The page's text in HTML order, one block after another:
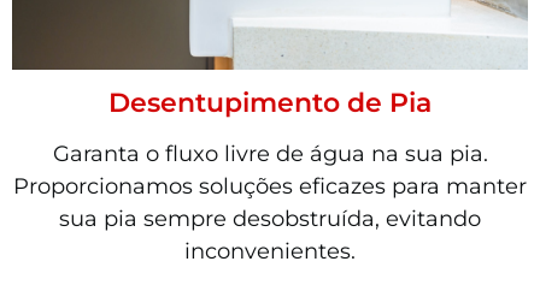
Desentupimento de Pia
Garanta o fluxo livre de água na sua pia.
Proporcionamos soluções eficazes para manter
sua pia sempre desobstruída, evitando
inconvenientes.